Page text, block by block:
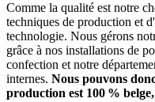
Comme la qualité est notre
techniques de production et
technologie. Nous gérons
grâce à nos installations de
confection et notre
internes. Nous pouvons
production est 100 %